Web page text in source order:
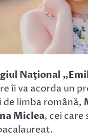
Naţional
îi va acorda un
limba română,
Miclea, cei care